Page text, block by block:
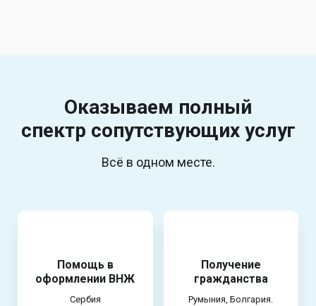
Оказываем полный
спектр сопутствующих услуг
Всё в одном месте.
Помощь в
оформлении ВНЖ
Сербия
Получение
гражданства
Румыния, Болгария.